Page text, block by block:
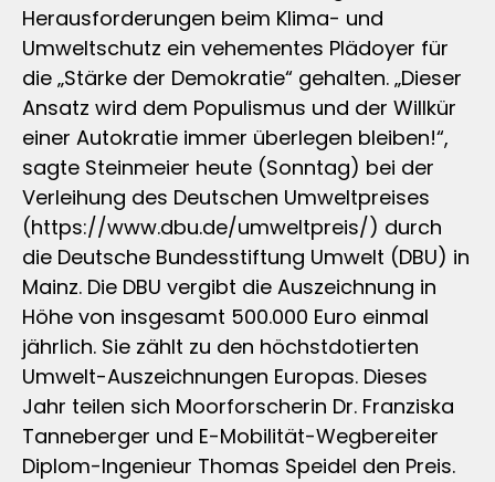
Herausforderungen beim Klima- und
Umweltschutz ein vehementes Plädoyer für
die „Stärke der Demokratie“ gehalten. „Dieser
Ansatz wird dem Populismus und der Willkür
einer Autokratie immer überlegen bleiben!“,
sagte Steinmeier heute (Sonntag) bei der
Verleihung des Deutschen Umweltpreises
(https://www.dbu.de/umweltpreis/) durch
die Deutsche Bundesstiftung Umwelt (DBU) in
Mainz. Die DBU vergibt die Auszeichnung in
Höhe von insgesamt 500.000 Euro einmal
jährlich. Sie zählt zu den höchstdotierten
Umwelt-Auszeichnungen Europas. Dieses
Jahr teilen sich Moorforscherin Dr. Franziska
Tanneberger und E-Mobilität-Wegbereiter
Diplom-Ingenieur Thomas Speidel den Preis.